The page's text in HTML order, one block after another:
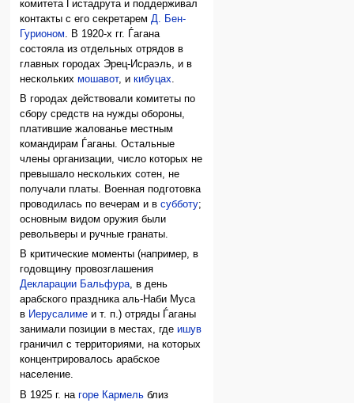
комитета Ѓистадрута и поддерживал
контакты с его секретарем Д. Бен-
Гурионом . В 1920-х гг. Ѓагана
состояла из отдельных отрядов в
главных городах Эрец-Исраэль, и в
несколькихмошавот, икибуцах
В городах действовали комитеты по
сбору средств на нужды обороны,
платившие жалованье местным
командирам Ѓаганы. Остальные
члены организации, число которых не
превышало нескольких сотен, не
получали платы. Военная подготовка
проводилась по вечерам и всубботу;
основным видом оружия были
револьверы и ручные гранаты.
В критические моменты (например, в
годовщину провозглашения
Декларации Бальфура, в день
арабского праздника аль-Наби Муса
в Иерусалиме и т. п.) отряды Ѓаганы
занимали позиции в местах, гдеишув
граничил с территориями, на которых
концентрировалось арабское
население.
В 1925 г. нагоре Кармель близ